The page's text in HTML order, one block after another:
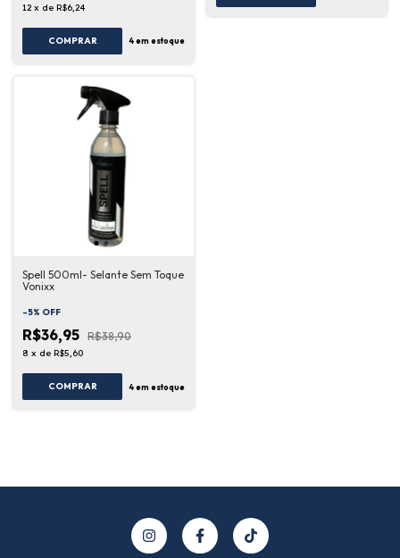
12 x de R$6,24
COMPRAR 4em estoque
Spell 500ml- Selante Sem Toque
Vonixx
-5% OFF
R$36,95 R$38,90
8 x de R$5,60
COMPRAR 4em estoque